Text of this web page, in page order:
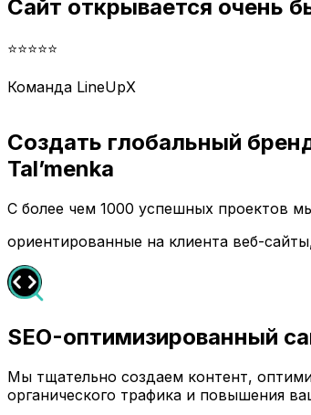
Сайт открывается очень
⭐⭐⭐⭐⭐
Команда LineUpX
Создать глобальный
Tal’menka
С более чем 1000 успешных проектов
ориентированные на клиента веб-
SEO-оптимизированный
Мы тщательно создаем контент,
органического трафика и повышения